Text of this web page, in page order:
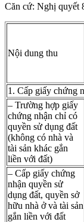
Căn cứ: Nghị
Nội dung thu
1. Cấp giấy chứng
– Trường hợp giấy
chứng nhận chỉ có
quyền sử dụng đất
(không có nhà và
tài sản khác gắn
liền với đất)
– Cấp giấy chứng
nhận quyền sử
dụng đất, quyền sở
hữu nhà ở và tài sản
gắn liền với đất